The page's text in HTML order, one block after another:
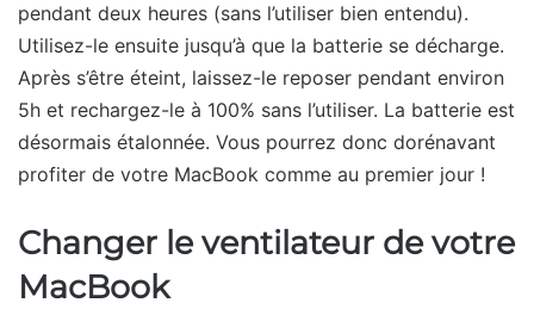
pendant deux heures (sans l’utiliser bien entendu).
Utilisez-le ensuite jusqu’à que la batterie se décharge.
Après s’être éteint, laissez-le reposer pendant environ
5h et rechargez-le à 100% sans l’utiliser. La batterie est
désormais étalonnée. Vous pourrez donc dorénavant
profiter de votre MacBook comme au premier jour !
Changer le ventilateur de votre
MacBook